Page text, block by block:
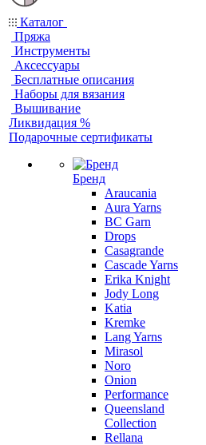
Каталог
Пряжа
Инструменты
Аксессуары
Бесплатные описания
Наборы для вязания
Вышивание
Ликвидация %
Подарочные сертификаты
Бренд
Araucania
Aura Yarns
BC Garn
Drops
Casagrande
Cascade Yarns
Erika Knight
Jody Long
Katia
Kremke
Lang Yarns
Mirasol
Noro
Onion
Performance
Queensland
Collection
Rellana